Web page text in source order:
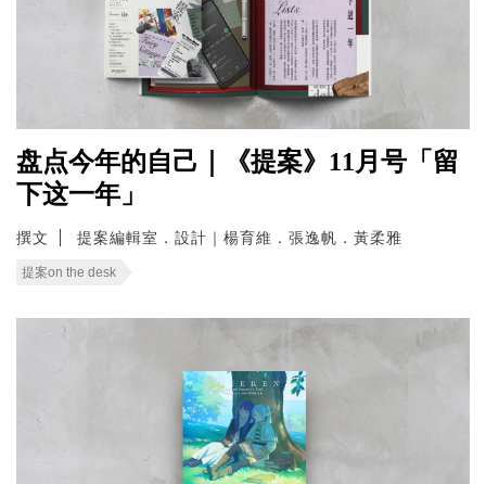
盘点今年的自己｜《提案》11月号「留
下这一年」
撰文 提案編輯室．設計｜楊育維．張逸帆．黃柔雅
提案on the desk